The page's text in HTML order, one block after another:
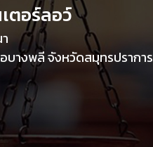
ตอร์ลอว์
างพลี จังหวัดสมุทรปราการ